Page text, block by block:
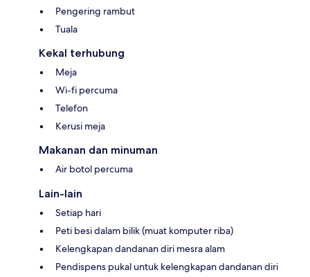
Pengering rambut
Tuala
Kekal terhubung
Meja
Wi-fi percuma
Telefon
Kerusi meja
Makanan dan minuman
Air botol percuma
Lain-lain
Setiap hari
Peti besi dalam bilik (muat komputer riba)
Kelengkapan dandanan diri mesra alam
Pendispens pukal untuk kelengkapan dandanan diri